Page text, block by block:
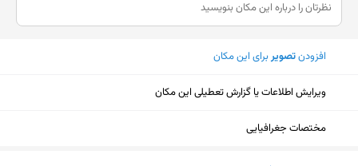
پنجشنبه
۸ تا ۱۲
جمعه
شنبه
افزودنتصویربرای این مکان
ویرایش اطلاعات یا گزارش تعطیلی این مکان
مختصات جغرافیایی